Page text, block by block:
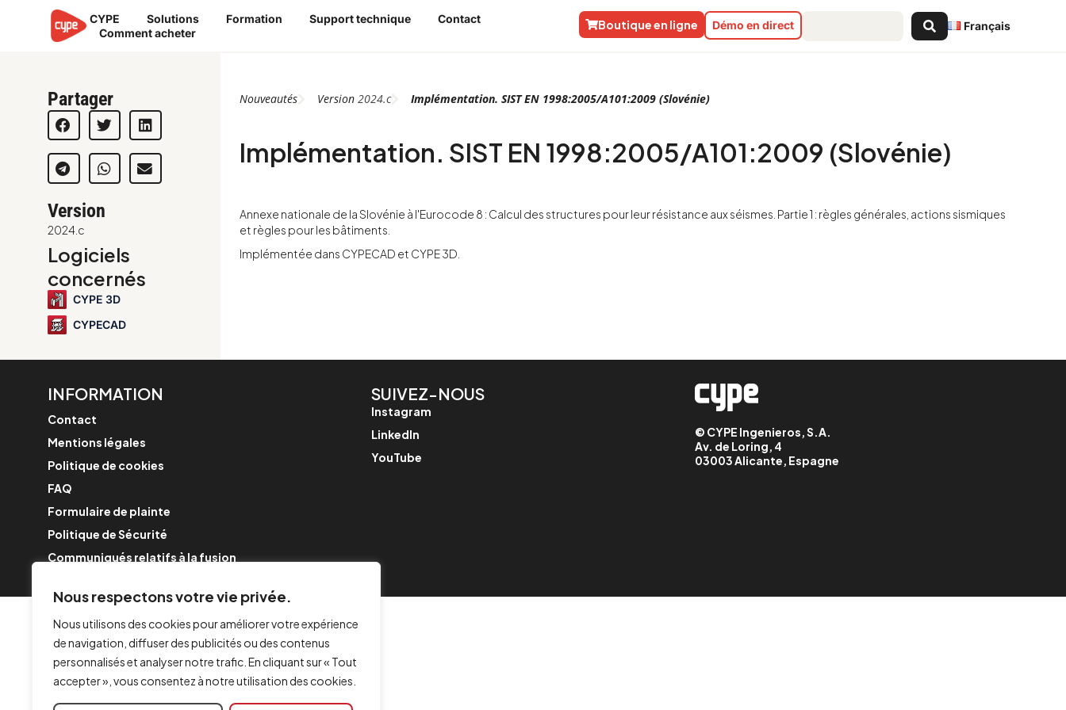
Nous respectons votre vie privée.
Nous utilisons des cookies pour améliorer votre expérience
de navigation, diffuser des publicités ou des contenus
personnalisés et analyser notre trafic. En cliquant sur « Tout
accepter », vous consentez à notre utilisation des cookies.
CYPE Solutions Formation Support technique
Contact
Comment acheter
Français
Search
Démo en direct
Boutique en ligne
Partager
Version
2024.c
Logiciels
concernés
CYPE 3D
CYPECAD
Nouveautés Version2024.c Implémentation. SIST EN 1998:2005/A101:2009 (Slovénie)
Implémentation. SIST EN 1998:2005/A101:2009 (Slovénie)
Annexe nationale de la Slovénie à l'Eurocode 8 : Calcul des structures pour leur résistance aux séismes. Partie 1 : règles générales, actions sismiques
et règles pour les bâtiments.
Implémentée dans CYPECAD et CYPE 3D.
INFORMATION
Contact
Mentions légales
Politique de cookies
FAQ
Formulaire de plainte
Politique de Sécurité
Communiqués relatifs à la fusion
SUIVEZ-NOUS
Instagram
LinkedIn
YouTube
© CYPE Ingenieros, S.A.
Av. de Loring, 4
03003 Alicante, Espagne